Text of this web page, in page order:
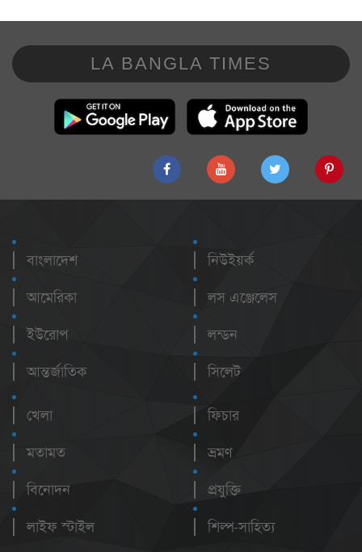
LA BANGLA TIMES
বাংলাদেশ
আমেরিকা
ইউরোপ
আন্তর্জাতিক
নিউইয়র্ক
লস এঞ্জেলেস
লন্ডন
সিলেট
খেলা
মতামত
বিনোদন
লাইফ স্টাইল
ফিচার
ভ্রমণ
প্রযুক্তি
শিল্প-সাহিত্য